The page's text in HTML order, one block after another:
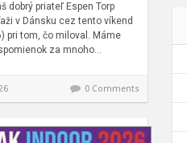
dobrý priateľ Espen Torp
v Dánsku cez tento víkend
pri tom, čo miloval. Máme
za mnoho…
0 Comments